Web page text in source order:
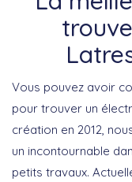
Vous pouvez avoir
pour trouver un
création en 2012,
un incontournable
petits travaux.